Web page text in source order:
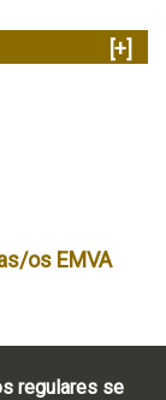
[+]
os EMVA
regulares se